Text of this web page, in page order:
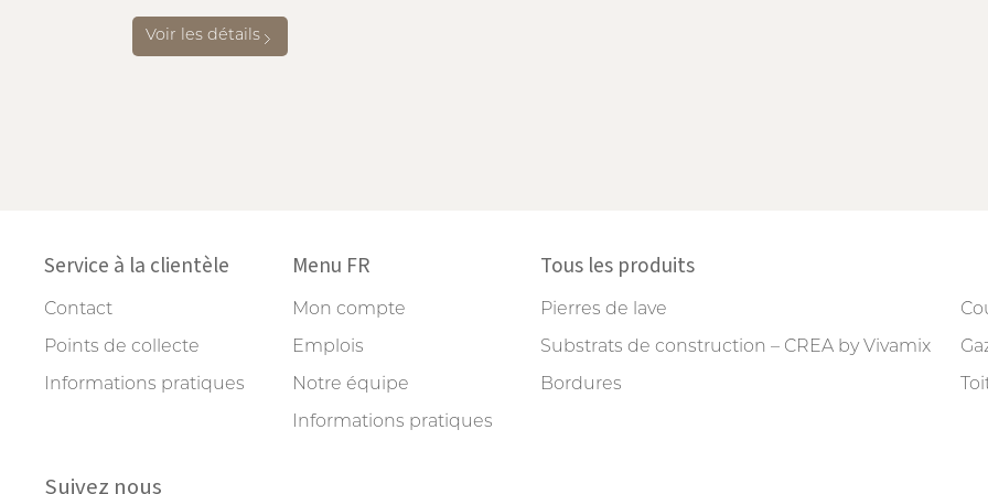
Voir les détails
Service à la clientèle
Contact
Points de collecte
Informations pratiques
Menu FR
Mon compte
Emplois
Notre équipe
Informations pratiques
Tous les produits
Pierres de lave
Substrats de construction – CREA by Vivamix
Bordures
Suivez nous